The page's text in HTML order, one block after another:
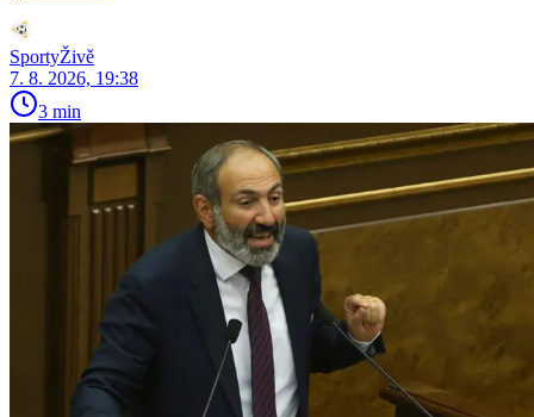
SportyŽivě
7. 8. 2026, 19:38
3 min